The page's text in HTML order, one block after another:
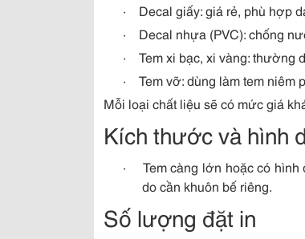
·
Decal giấy: giá rẻ, phù hợp
·
Decal nhựa (PVC): chống
·
Tem xi bạc, xi vàng: thường
·
Tem vỡ: dùng làm tem niêm
Mỗi loại chất liệu sẽ có mức giá
Kích thước và hình
·
Tem càng lớn hoặc có
do cần khuôn bế riêng.
Số lượng đặt in